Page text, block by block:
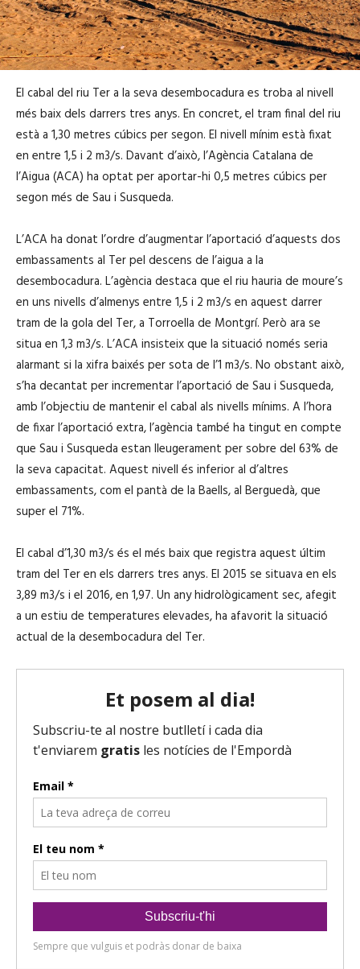
El cabal del riu Ter a la seva desembocadura es troba al nivell
més baix dels darrers tres anys. En concret, el tram final del riu
està a 1,30 metres cúbics per segon. El nivell mínim està fixat
en entre 1,5 i 2 m3/s. Davant d’això, l’Agència Catalana de
l’Aigua (ACA) ha optat per aportar-hi 0,5 metres cúbics per
segon més de Sau i Susqueda.
L’ACA ha donat l’ordre d’augmentar l’aportació d’aquests dos
embassaments al Ter pel descens de l’aigua a la
desembocadura. L’agència destaca que el riu hauria de moure’s
en uns nivells d’almenys entre 1,5 i 2 m3/s en aquest darrer
tram de la gola del Ter, a Torroella de Montgrí. Però ara se
situa en 1,3 m3/s. L’ACA insisteix que la situació només seria
alarmant si la xifra baixés per sota de l’1 m3/s. No obstant això,
s’ha decantat per incrementar l’aportació de Sau i Susqueda,
amb l’objectiu de mantenir el cabal als nivells mínims. A l’hora
de fixar l’aportació extra, l’agència també ha tingut en compte
que Sau i Susqueda estan lleugerament per sobre del 63% de
la seva capacitat. Aquest nivell és inferior al d’altres
embassaments, com el pantà de la Baells, al Berguedà, que
super el 71%.
El cabal d’1,30 m3/s és el més baix que registra aquest últim
tram del Ter en els darrers tres anys. El 2015 se situava en els
3,89 m3/s i el 2016, en 1,97. Un any hidrològicament sec, afegit
a un estiu de temperatures elevades, ha afavorit la situació
actual de la desembocadura del Ter.